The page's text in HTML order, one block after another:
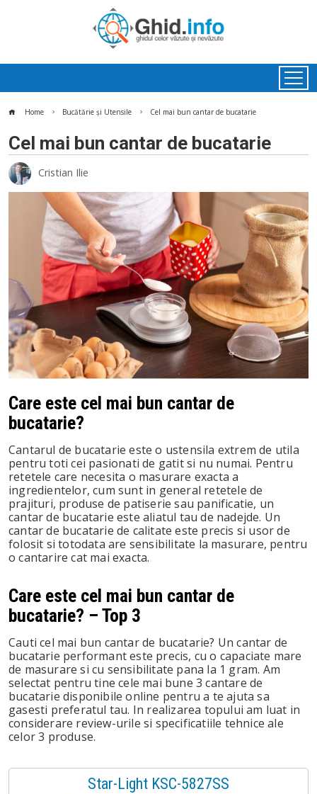
Home Bucătărie și Utensile Cel mai bun cantar de bucatarie
Cel mai bun cantar de bucatarie
Cristian Ilie
Care este cel mai bun cantar de
bucatarie?
Cantarul de bucatarie este o ustensila extrem de utila
pentru toti cei pasionati de gatit si nu numai. Pentru
retetele care necesita o masurare exacta a
ingredientelor, cum sunt in general retetele de
prajituri, produse de patiserie sau panificatie, un
cantar de bucatarie este aliatul tau de nadejde. Un
cantar de bucatarie de calitate este precis si usor de
folosit si totodata are sensibilitate la masurare, pentru
o cantarire cat mai exacta.
Care este cel mai bun cantar de
bucatarie? – Top 3
Cauti cel mai bun cantar de bucatarie? Un cantar de
bucatarie performant este precis, cu o capaciate mare
de masurare si cu sensibilitate pana la 1 gram. Am
selectat pentru tine cele mai bune 3 cantare de
bucatarie disponibile online pentru a te ajuta sa
gasesti preferatul tau. In realizarea topului am luat in
considerare review-urile si specificatiile tehnice ale
celor 3 produse.
Star-Light KSC-5827SS